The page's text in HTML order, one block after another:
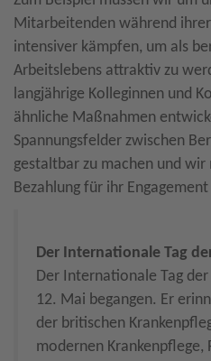
Mitarbeitenden während
intensiver kämpfen, um als
Arbeitslebens attraktiv zu
langjährige Kolleginnen und
ähnliche Maßnahmen
Spannungsfelder zwischen
gestaltbar zu machen und wir
Bezahlung für ihr
Der Internationale Tag
Der Internationale Tag
12. Mai begangen. Er
der britischen
modernen Krankenpflege,